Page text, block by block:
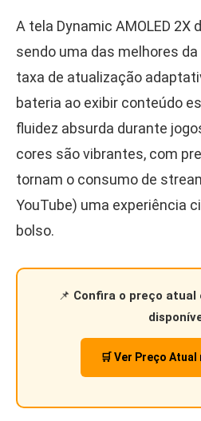
A tela Dynamic AMOLED 2X
sendo uma das melhores
taxa de atualização
bateria ao exibir conteúdo
fluidez absurda durante
cores são vibrantes, com
tornam o consumo de
YouTube) uma experiência
bolso.
📌 Confira o preço
🛒 Ver Preço Atual